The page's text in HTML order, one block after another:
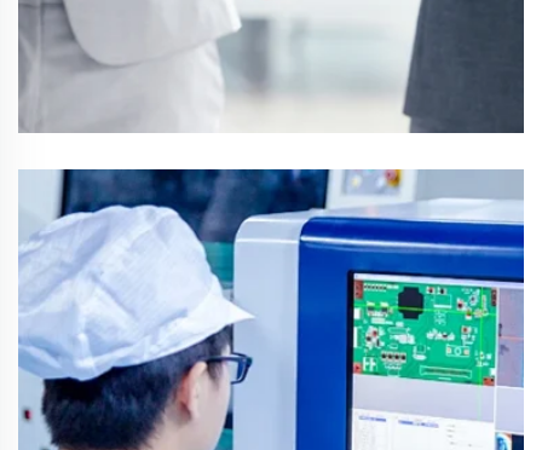
LIHASTEAMIT
asiakasviesti